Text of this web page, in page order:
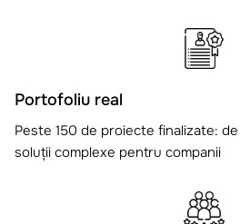
Portofoliu real
Peste 150 de proiecte finalizate:
soluții complexe pentru companii